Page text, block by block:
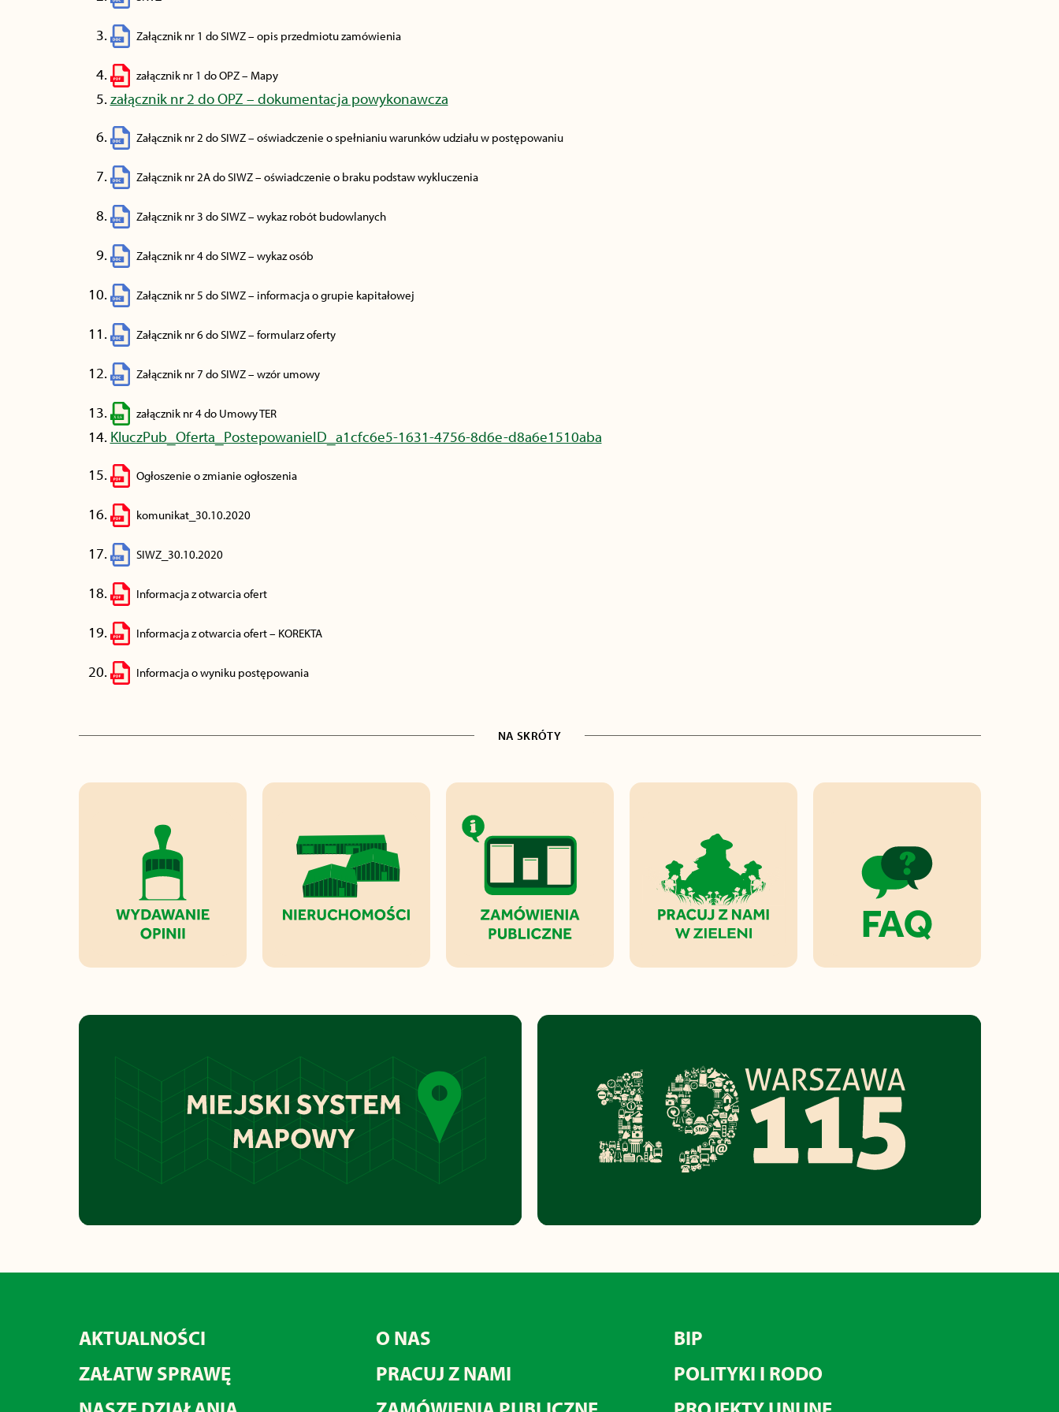
Załącznik nr 1 do SIWZ – opis przedmiotu zamówienia
załącznik nr 1 do OPZ – Mapy
załącznik nr 2 do OPZ – dokumentacja powykonawcza
Załącznik nr 2 do SIWZ – oświadczenie o spełnianiu warunków udziału w postępowaniu
Załącznik nr 2A do SIWZ – oświadczenie o braku podstaw wykluczenia
Załącznik nr 3 do SIWZ – wykaz robót budowlanych
Załącznik nr 4 do SIWZ – wykaz osób
Załącznik nr 5 do SIWZ – informacja o grupie kapitałowej
Załącznik nr 6 do SIWZ – formularz oferty
Załącznik nr 7 do SIWZ – wzór umowy
załącznik nr 4 do Umowy TER
KluczPub_Oferta_PostepowanieID_a1cfc6e5-1631-4756-8d6e-d8a6e1510aba
Ogłoszenie o zmianie ogłoszenia
komunikat_30.10.2020
SIWZ_30.10.2020
Informacja z otwarcia ofert
Informacja z otwarcia ofert – KOREKTA
Informacja o wyniku postępowania
NA SKRÓTY
AKTUALNOŚCI
ZAŁATW SPRAWĘ
O NAS
PRACUJ Z NAMI
BIP
POLITYKI I RODO